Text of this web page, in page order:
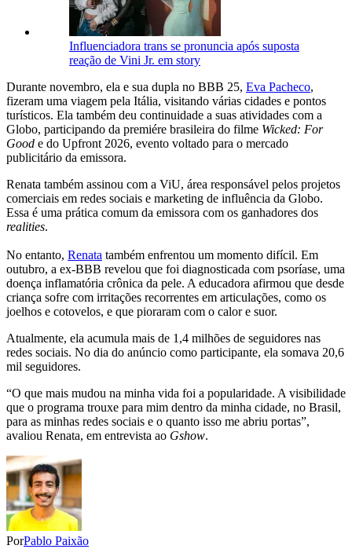
Influenciadora trans se pronuncia após suposta
reação de Vini Jr. em story
Durante novembro, ela e sua dupla no BBB 25, Eva Pacheco,
fizeram uma viagem pela Itália, visitando várias cidades e pontos
turísticos. Ela também deu continuidade a suas atividades com a
Globo, participando da premiére brasileira do filme Wicked: For
Good e do Upfront 2026, evento voltado para o mercado
publicitário da emissora.
Renata também assinou com a ViU, área responsável pelos projetos
comerciais em redes sociais e marketing de influência da Globo.
Essa é uma prática comum da emissora com os ganhadores dos
realities.
No entanto, Renata também enfrentou um momento difícil. Em
outubro, a ex-BBB revelou que foi diagnosticada com psoríase, uma
doença inflamatória crônica da pele. A educadora afirmou que desde
criança sofre com irritações recorrentes em articulações, como os
joelhos e cotovelos, e que pioraram com o calor e suor.
Atualmente, ela acumula mais de 1,4 milhões de seguidores nas
redes sociais. No dia do anúncio como participante, ela somava 20,6
mil seguidores.
“O que mais mudou na minha vida foi a popularidade. A visibilidade
que o programa trouxe para mim dentro da minha cidade, no Brasil,
para as minhas redes sociais e o quanto isso me abriu portas”,
avaliou Renata, em entrevista ao Gshow.
PorPablo Paixão